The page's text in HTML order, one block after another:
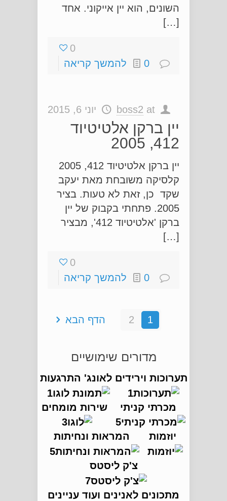
השונים, הוא יין אייקוני. אחד
[…]
0
0
להמשך קריאה
boss2 at יוני 6, 2015
יין ברקן אלטיטיוד
412, 2005
יין ברקן אלטיטיוד 412, 2005
קלסיקה משובחת מאת יעקב
שקד כן, זאת לא טעות. בציר
2005. פתחתי בקבוק של יין
ברקן 'אלטיטיוד 412', מבציר
[…]
0
0
להמשך קריאה
1
2 הדף הבא
מדורים שימושיים
תערוכות וירידים לאונג' התרגעות
מכרתי קניתי שירות מומחים
יוזמות המראות ונחיתות
צ'ק ליסטס
מתכונים לאנינים ועוד עניינים